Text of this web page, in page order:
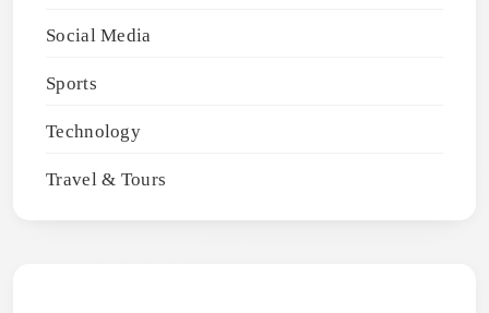
Social Media
Sports
Technology
Travel & Tours